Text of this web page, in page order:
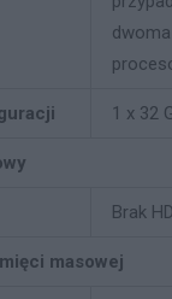
dwoma
1 x 32
Brak
masowej